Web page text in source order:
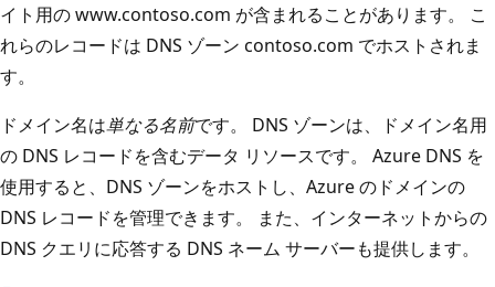
イト用の www.contoso.com が含まれることがあります。 こ
れらのレコードは DNS ゾーン contoso.com でホストされま
す。
ドメイン名は単なる名前です。 DNS ゾーンは、ドメイン名用
の DNS レコードを含むデータ リソースです。 Azure DNS を
使用すると、DNS ゾーンをホストし、Azure のドメインの
DNS レコードを管理できます。 また、インターネットからの
DNS クエリに応答する DNS ネーム サーバーも提供します。